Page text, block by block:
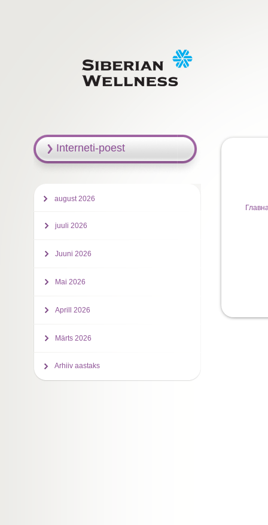
Interneti-poest
august 2026
juuli 2026
Juuni 2026
Mai 2026
Aprill 2026
Märts 2026
Arhiiv aastaks